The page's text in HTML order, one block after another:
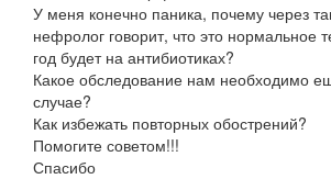
У меня конечно паника, почему через
нефролог говорит, что это нормальное
год будет на антибиотиках?
Какое обследование нам необходимо
случае?
Как избежать повторных обострений?
Помогите советом!!!
Спасибо